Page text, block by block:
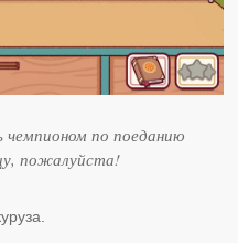
по поеданию
пожалуйста!